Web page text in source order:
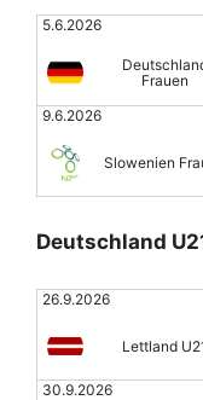
5.6.2026
Frauen
9.6.2026
Slowenien
Deutschland
26.9.2026
Lettland
30.9.2026